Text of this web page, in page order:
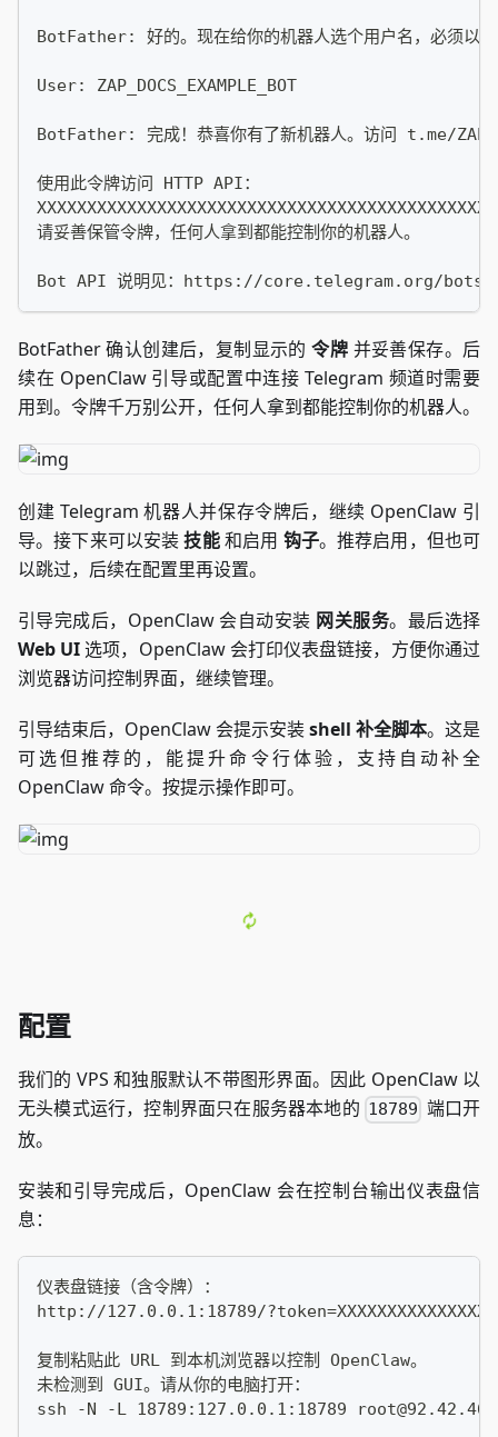
BotFather: 好的。现在给你的机器人选个用户名，
User: ZAP_DOCS_EXAMPLE_BOT
BotFather: 完成！恭喜你有了新机器人。访问 t.me/
使用此令牌访问 HTTP API：
XXXXXXXXXXXXXXXXXXXXXXXXXXXXXXXXXXXXXXXXXXXXXX
请妥善保管令牌，任何人拿到都能控制你的机器人。
Bot API 说明见：https://core.telegram.org/
BotFather 确认创建后，复制显示的令牌 并妥善保存。后
续在 OpenClaw 引导或配置中连接 Telegram 频道时需要
用到。令牌千万别公开，任何人拿到都能控制你的机器人。
创建 Telegram 机器人并保存令牌后，继续 OpenClaw 引
导。接下来可以安装技能和启用 钩子。推荐启用，但也可
以跳过，后续在配置里再设置。
引导完成后，OpenClaw 会自动安装 网关服务。最后选择
Web UI选项，OpenClaw 会打印仪表盘链接，方便你通过
浏览器访问控制界面，继续管理。
引导结束后，OpenClaw 会提示安装shell 补全脚本。这是
可选但推荐的，能提升命令行体验，支持自动补全
OpenClaw 命令。按提示操作即可。
配置
我们的 VPS 和独服默认不带图形界面。因此 OpenClaw 以
无头模式运行，控制界面只在服务器本地的 18789 端口开
放。
安装和引导完成后，OpenClaw 会在控制台输出仪表盘信
息：
仪表盘链接（含令牌）：
http://127.0.0.1:18789/
复制粘贴此 URL 到本机浏览器以控制 OpenClaw。
未检测到 GUI。请从你的电脑打开：
ssh -N -L 18789:127.0.0.1:18789